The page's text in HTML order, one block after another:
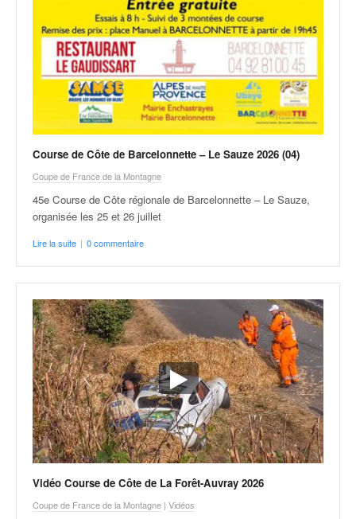
Course de Côte de Barcelonnette – Le Sauze 2026 (04)
Coupe de France de la Montagne
45e Course de Côte régionale de Barcelonnette – Le Sauze,
organisée les 25 et 26 juillet
Lire la suite | 0 commentaire
Vidéo Course de Côte de La Forêt-Auvray 2026
Coupe de France de la Montagne | Vidéos